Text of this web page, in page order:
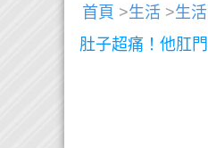
首頁 >生活 >生
肚子超痛！他肛